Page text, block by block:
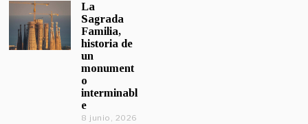
La
Sagrada
Familia,
historia de
un
monument
o
interminabl
e
8 junio, 2026